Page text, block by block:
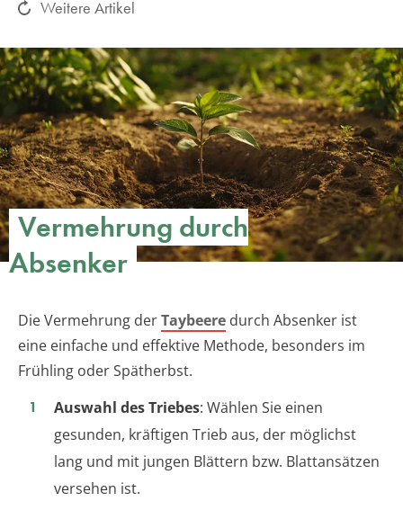
Weitere Artikel
Vermehrung durch
Absenker
Die Vermehrung derTaybeere durch Absenker ist
eine einfache und effektive Methode, besonders im
Frühling oder Spätherbst.
Auswahl des Triebes: Wählen Sie einen
gesunden, kräftigen Trieb aus, der möglichst
lang und mit jungen Blättern bzw. Blattansätzen
versehen ist.